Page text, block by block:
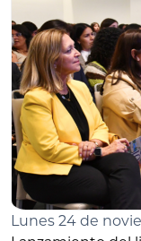
Lunes 24 de